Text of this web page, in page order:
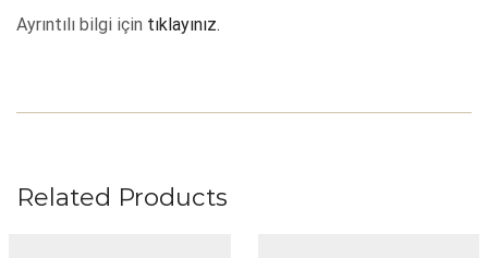
Ayrıntılı bilgi için tıklayınız.
Related Products